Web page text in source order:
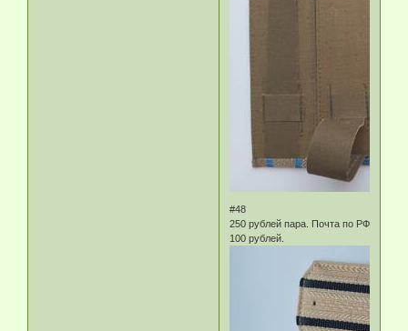
#48
250 рублей пара. Почта по РФ
100 рублей.